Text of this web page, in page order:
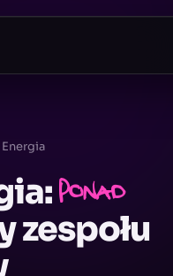
ponad
zespołu